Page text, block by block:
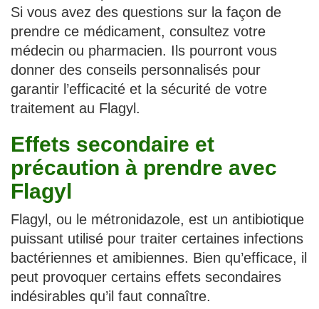
Si vous avez des questions sur la façon de
prendre ce médicament, consultez votre
médecin ou pharmacien. Ils pourront vous
donner des conseils personnalisés pour
garantir l’efficacité et la sécurité de votre
traitement au Flagyl.
Effets secondaire et
précaution à prendre avec
Flagyl
Flagyl, ou le métronidazole, est un antibiotique
puissant utilisé pour traiter certaines infections
bactériennes et amibiennes. Bien qu’efficace, il
peut provoquer certains effets secondaires
indésirables qu’il faut connaître.